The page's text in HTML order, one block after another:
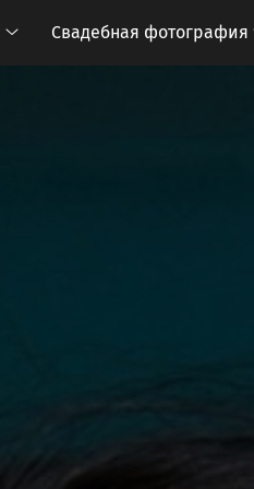
Свадебная фотография